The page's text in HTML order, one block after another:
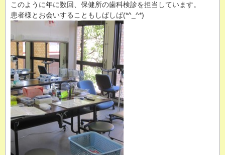
このように年に数回、保健所の歯科検診を担当しています。
患者様とお会いすることもしばしば(*^_^*)